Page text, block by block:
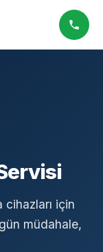
için
müdahale,